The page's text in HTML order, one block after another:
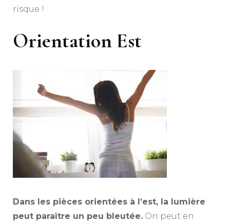
risque !
Orientation Est
Dans les pièces orientées à l’est, la lumière
peut paraître un peu bleutée. On peut en